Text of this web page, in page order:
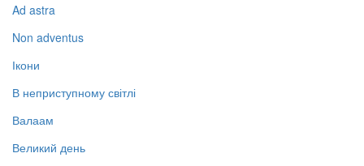
Ad astra
Non adventus
Ікони
В неприступному світлі
Валаам
Великий день